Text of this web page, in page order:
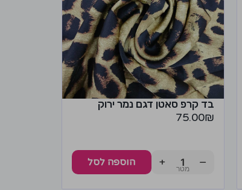
בד קרפ סאטן דגם נמר ירוק
75.00₪
−
+ הוספה לסל